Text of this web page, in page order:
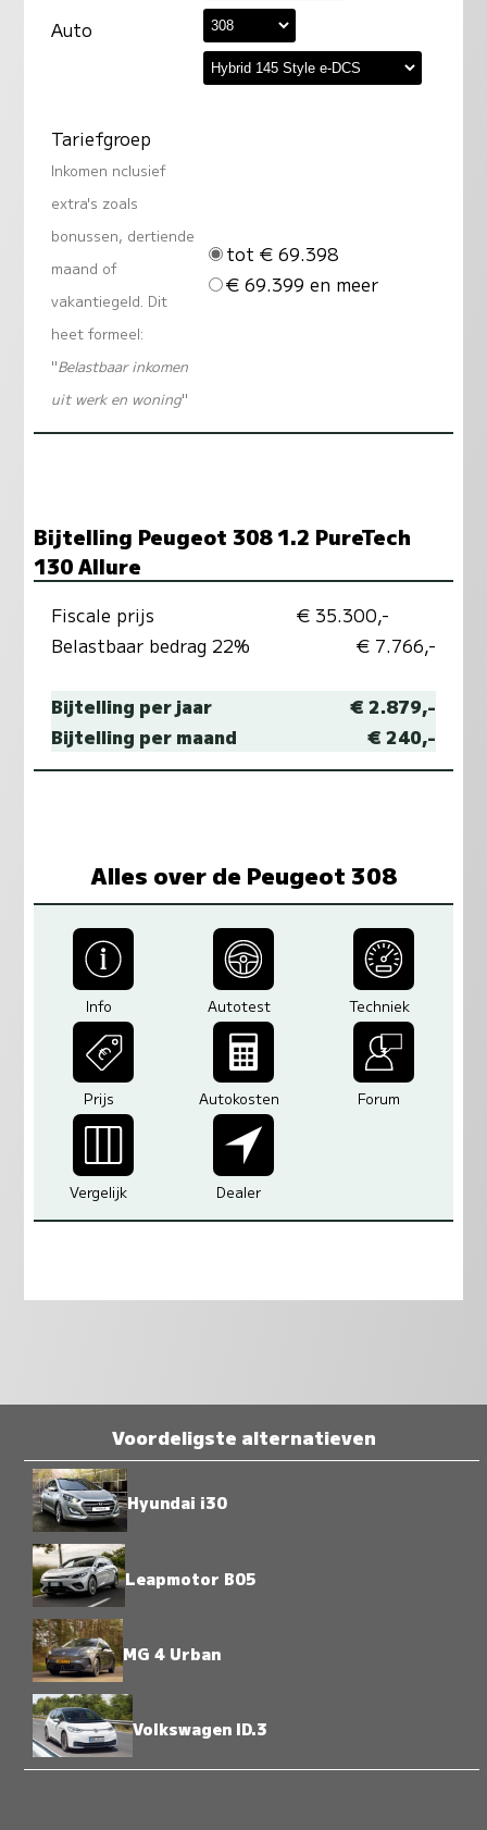
Auto
Tariefgroep
Inkomen nclusief
extra's zoals
bonussen, dertiende
maand of
vakantiegeld. Dit
heet formeel:
"Belastbaar inkomen
uit werk en woning"
tot € 69.398
€ 69.399 en meer
Bijtelling Peugeot 308 1.2 PureTech
130 Allure
Fiscale prijs
€ 35.300,-
Belastbaar bedrag 22%
€ 7.766,-
Bijtelling per jaar
€ 2.879,-
Bijtelling per maand
€ 240,-
Alles over de Peugeot 308
Info Autotest Techniek
Prijs Autokosten Forum
Vergelijk Dealer
Voordeligste alternatieven
Hyundai i30
Leapmotor B05
MG 4 Urban
Volkswagen ID.3